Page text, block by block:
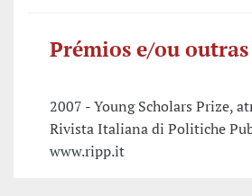
Prémios e/ou
2007 - Young Scholars Prize,
Rivista Italiana di Politiche
www.ripp.it